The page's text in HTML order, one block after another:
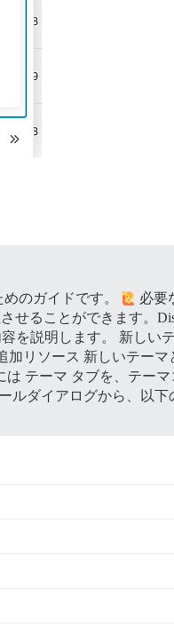
のガイドです。
必要
せることができます。
を説明します。 新しい
加リソース 新しいテーマ
テーマ タブを、テー
ルダイアログから、以